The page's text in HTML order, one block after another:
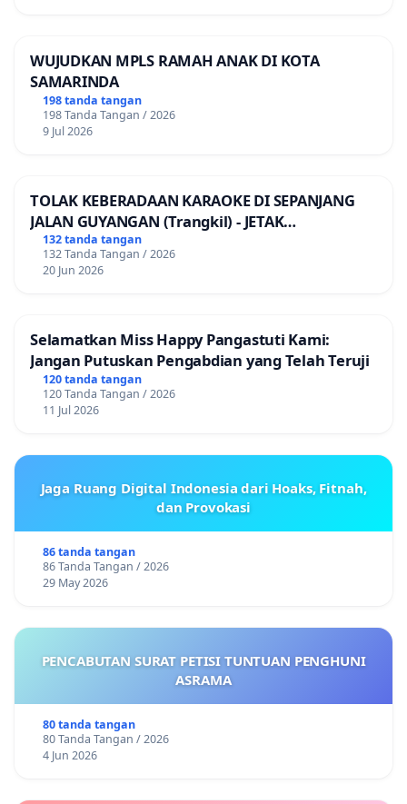
WUJUDKAN MPLS RAMAH ANAK DI KOTA
SAMARINDA
198 tanda tangan
198 Tanda Tangan / 2026
9 Jul 2026
TOLAK KEBERADAAN KARAOKE DI SEPANJANG
JALAN GUYANGAN (Trangkil) - JETAK
(Wedarijaksa) Kab. PATI
132 tanda tangan
132 Tanda Tangan / 2026
20 Jun 2026
Selamatkan Miss Happy Pangastuti Kami:
Jangan Putuskan Pengabdian yang Telah Teruji
120 tanda tangan
120 Tanda Tangan / 2026
11 Jul 2026
Jaga Ruang Digital Indonesia dari Hoaks, Fitnah,
dan Provokasi
86 tanda tangan
86 Tanda Tangan / 2026
29 May 2026
PENCABUTAN SURAT PETISI TUNTUAN PENGHUNI
ASRAMA
80 tanda tangan
80 Tanda Tangan / 2026
4 Jun 2026